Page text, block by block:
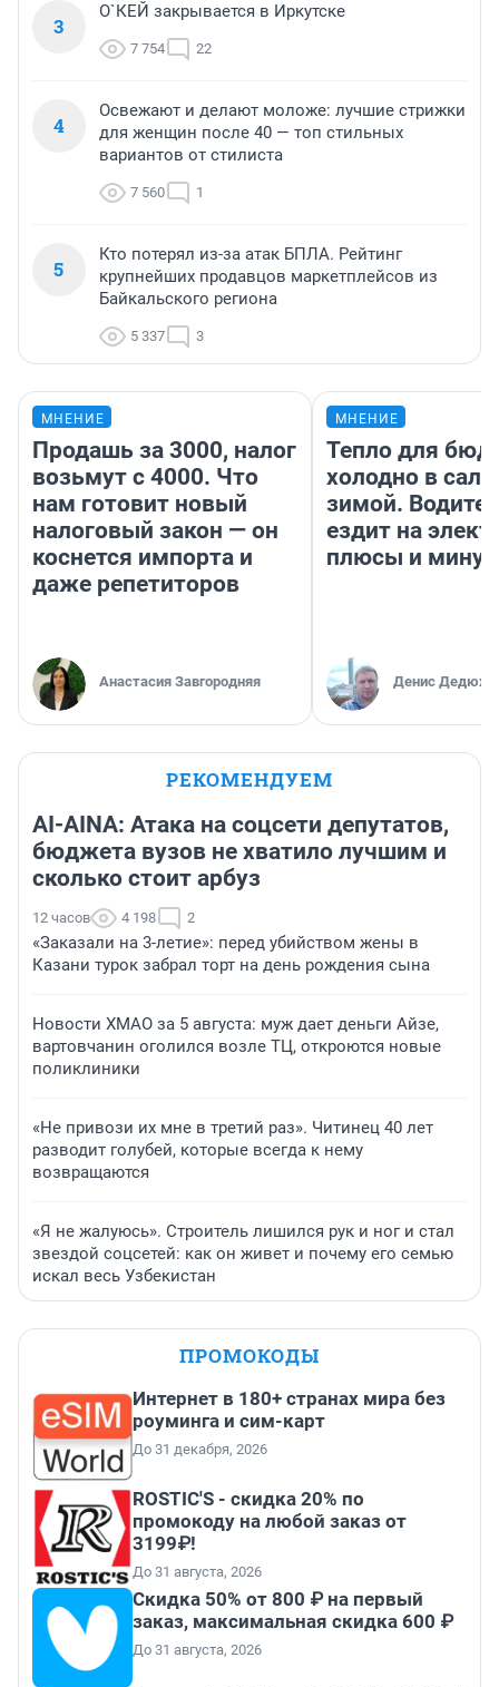
3
О`КЕЙ закрывается в Иркутске
7 754 22
4
Освежают и делают моложе: лучшие стрижки
для женщин после 40 — топ стильных
вариантов от стилиста
7 560 1
5
Кто потерял из-за атак БПЛА. Рейтинг
крупнейших продавцов маркетплейсов из
Байкальского региона
5 337 3
МНЕНИЕ
Продашь за 3000, налог
возьмут с 4000. Что
нам готовит новый
налоговый закон — он
коснется импорта и
даже репетиторов
Анастасия Завгородняя
МНЕНИЕ
Тепло для
холодно в
зимой.
ездит на
плюсы и
Денис
РЕКОМЕНДУЕМ
AI-AINA: Атака на соцсети депутатов,
бюджета вузов не хватило лучшим и
сколько стоит арбуз
12 часов 4 198 2
«Заказали на 3-летие»: перед убийством жены в
Казани турок забрал торт на день рождения сына
Новости ХМАО за 5 августа: муж дает деньги Айзе,
вартовчанин оголился возле ТЦ, откроются новые
поликлиники
«Не привози их мне в третий раз». Читинец 40 лет
разводит голубей, которые всегда к нему
возвращаются
«Я не жалуюсь». Строитель лишился рук и ног и стал
звездой соцсетей: как он живет и почему его семью
искал весь Узбекистан
ПРОМОКОДЫ
Интернет в 180+ странах мира без
роуминга и сим-карт
До 31 декабря, 2026
ROSTIC'S - скидка 20% по
промокоду на любой заказ от
3199₽!
До 31 августа, 2026
Скидка 50% от 800 ₽ на первый
заказ, максимальная скидка 600 ₽
До 31 августа, 2026